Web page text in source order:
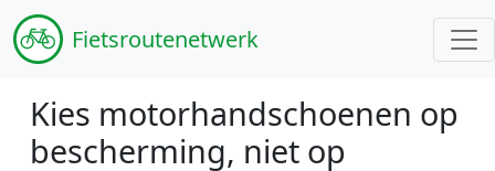
Fietsroutenetwerk
Kies motorhandschoenen op
bescherming, niet op